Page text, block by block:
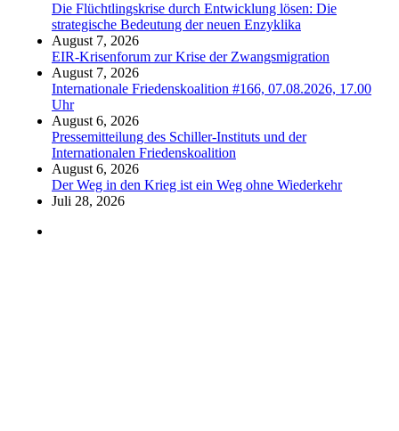
Die Flüchtlingskrise durch Entwicklung lösen: Die
strategische Bedeutung der neuen Enzyklika
August 7, 2026
EIR-Krisenforum zur Krise der Zwangsmigration
August 7, 2026
Internationale Friedenskoalition #166, 07.08.2026, 17.00
Uhr
August 6, 2026
Pressemitteilung des Schiller-Instituts und der
Internationalen Friedenskoalition
August 6, 2026
Der Weg in den Krieg ist ein Weg ohne Wiederkehr
Juli 28, 2026